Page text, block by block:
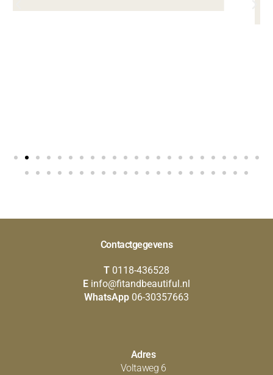
Contactgegevens
T 0118-436528
E info@fitandbeautiful.nl
WhatsApp 06-30357663
Adres
Voltaweg 6